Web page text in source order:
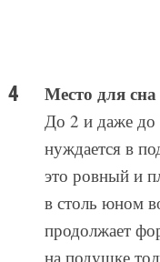
Место для сна
До 2 и даже до
нуждается в
это ровный и
в столь юном
продолжает
на подушке